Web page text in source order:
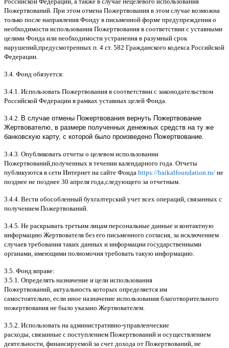
Пожертвований При этом отмена Пожертвования в этом случае возможна
только после направления Фонду в письменной форме предупреждения о
необходимости использования Пожертвования в соответствии с уставными
целями Фонда или необходимости устранения в разумный срок
нарушений предусмотренных п . 4 ст. 582 Гражданского кодекса Российской
Федерации
3.4. Фонд обязуется:
3.4.1. Использовать Пожертвования в соответствии с законодательством
Российской Федерации в рамках уставных целей Фонда
3.4.2. В случае отмены Пожертвования вернуть Пожертвование
Жертвователю, в размере полученных денежных средств на ту же
банковскую карту, с которой было произведено Пожертвование.
3.4.3. Опубликовать отчеты о целевом использовании
Пожертвований полученных в течении календарного года Отчеты
публикуются в сети Интернет на сайте Фонда https://baikalfoundation.ru/ не
позднее не позднее 30 апреля года следующего за отчетным
3.4.4. Вести обособленный бухгалтерский учет всех операций связанных с
получением Пожертвований
3.4.5. Не раскрывать третьим лицам персональные данные и контактную
информацию Жертвователя без его письменного согласия за исключением
случаев требования таких данных и информации государственными
органами имеющими полномочия требовать такую информацию
3.5. Фонд вправе:
3.5.1. Определять назначение и цели использования
Пожертвований актуальность которых определяется им
самостоятельно если иное назначение использования благотворительного
пожертвования не было указано Жертвователем
3.5.2. Использовать на административно-управленческие
расходы связанные с поступлением Пожертвований и осуществлением
деятельности финансируемой за счет дохода от Пожертвований не